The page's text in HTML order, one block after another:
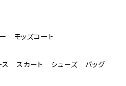
モッズコート
ス スカート シューズ バッグ